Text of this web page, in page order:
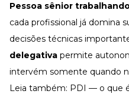
Pessoa sênior
cada profissional já domina
decisões técnicas
delegativa permite
intervém somente quando
Leia também: PDI — o que